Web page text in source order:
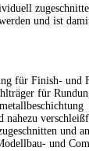
und ist
für Finish- und
für
nahezu
und
und